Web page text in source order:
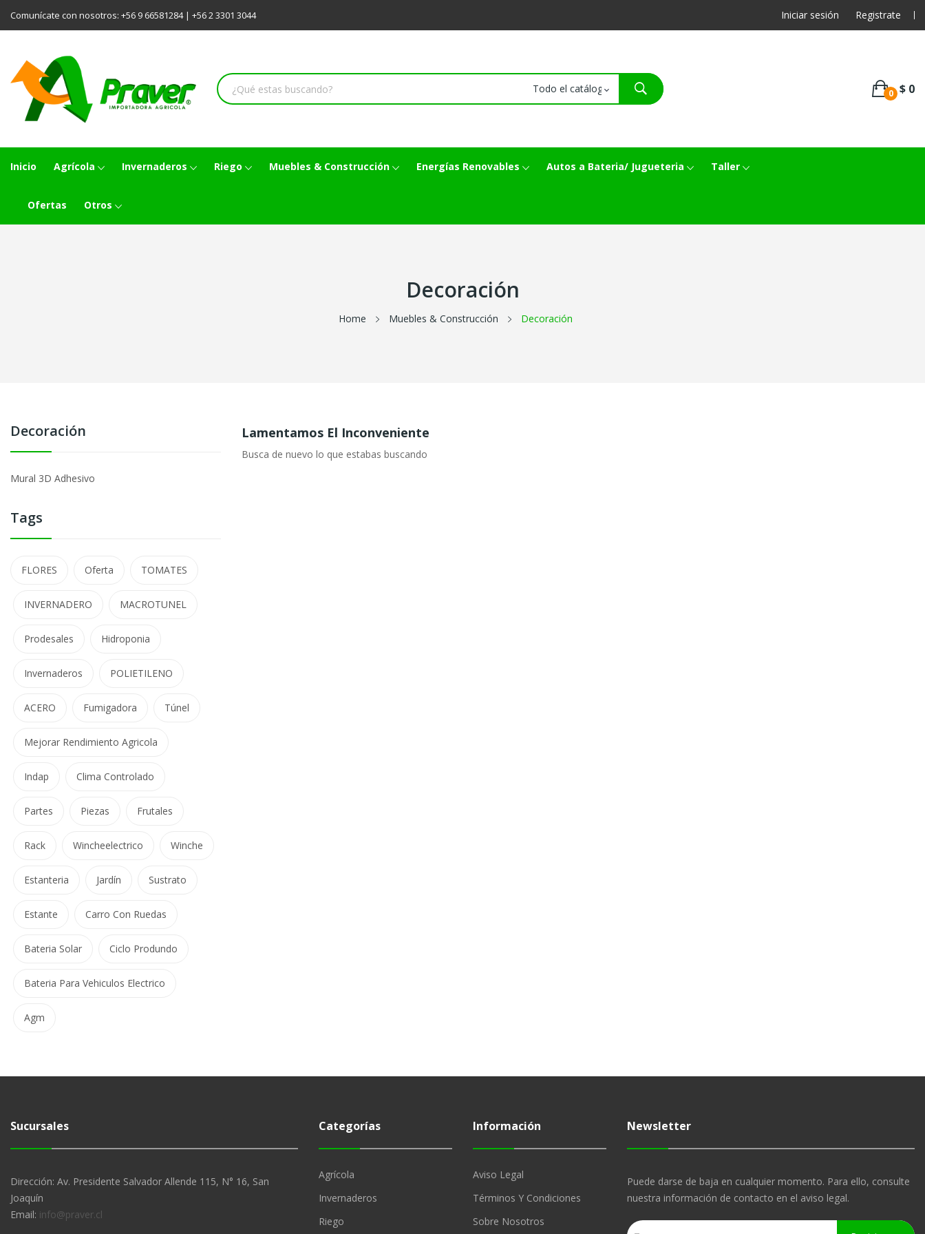
Iniciar sesión Registrate
Comunícate con nosotros: +56 9 66581284| +56 2 3301 3044
0 $ 0
Inicio Agrícola Invernaderos Riego Muebles & Construcción Energías Renovables Autos a Bateria/ Jugueteria Taller
Ofertas Otros
Decoración
Home Muebles & Construcción Decoración
Decoración
Mural 3D Adhesivo
Tags
FLORES Oferta TOMATES
INVERNADERO MACROTUNEL
Prodesales Hidroponia
Invernaderos POLIETILENO
ACERO Fumigadora Túnel
Mejorar Rendimiento Agricola
Indap Clima Controlado
Partes Piezas Frutales
Rack Wincheelectrico Winche
Estanteria Jardín Sustrato
Estante Carro Con Ruedas
Bateria Solar Ciclo Produndo
Bateria Para Vehiculos Electrico
Agm
Lamentamos El Inconveniente
Busca de nuevo lo que estabas buscando
Sucursales
Dirección: Av. Presidente Salvador Allende 115, N° 16, San
Joaquín
Email: info@praver.cl
Categorías
Agrícola
Invernaderos
Riego
Información
Aviso Legal
Términos Y Condiciones
Sobre Nosotros
Newsletter
Puede darse de baja en cualquier momento. Para ello, consulte
nuestra información de contacto en el aviso legal.